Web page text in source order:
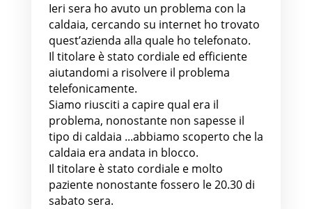
Ieri sera ho avuto un problema con la
caldaia, cercando su internet ho trovato
quest’azienda alla quale ho telefonato.
Il titolare è stato cordiale ed efficiente
aiutandomi a risolvere il problema
telefonicamente.
Siamo riusciti a capire qual era il
problema, nonostante non sapesse il
tipo di caldaia ...abbiamo scoperto che la
caldaia era andata in blocco.
Il titolare è stato cordiale e molto
paziente nonostante fossero le 20.30 di
sabato sera.